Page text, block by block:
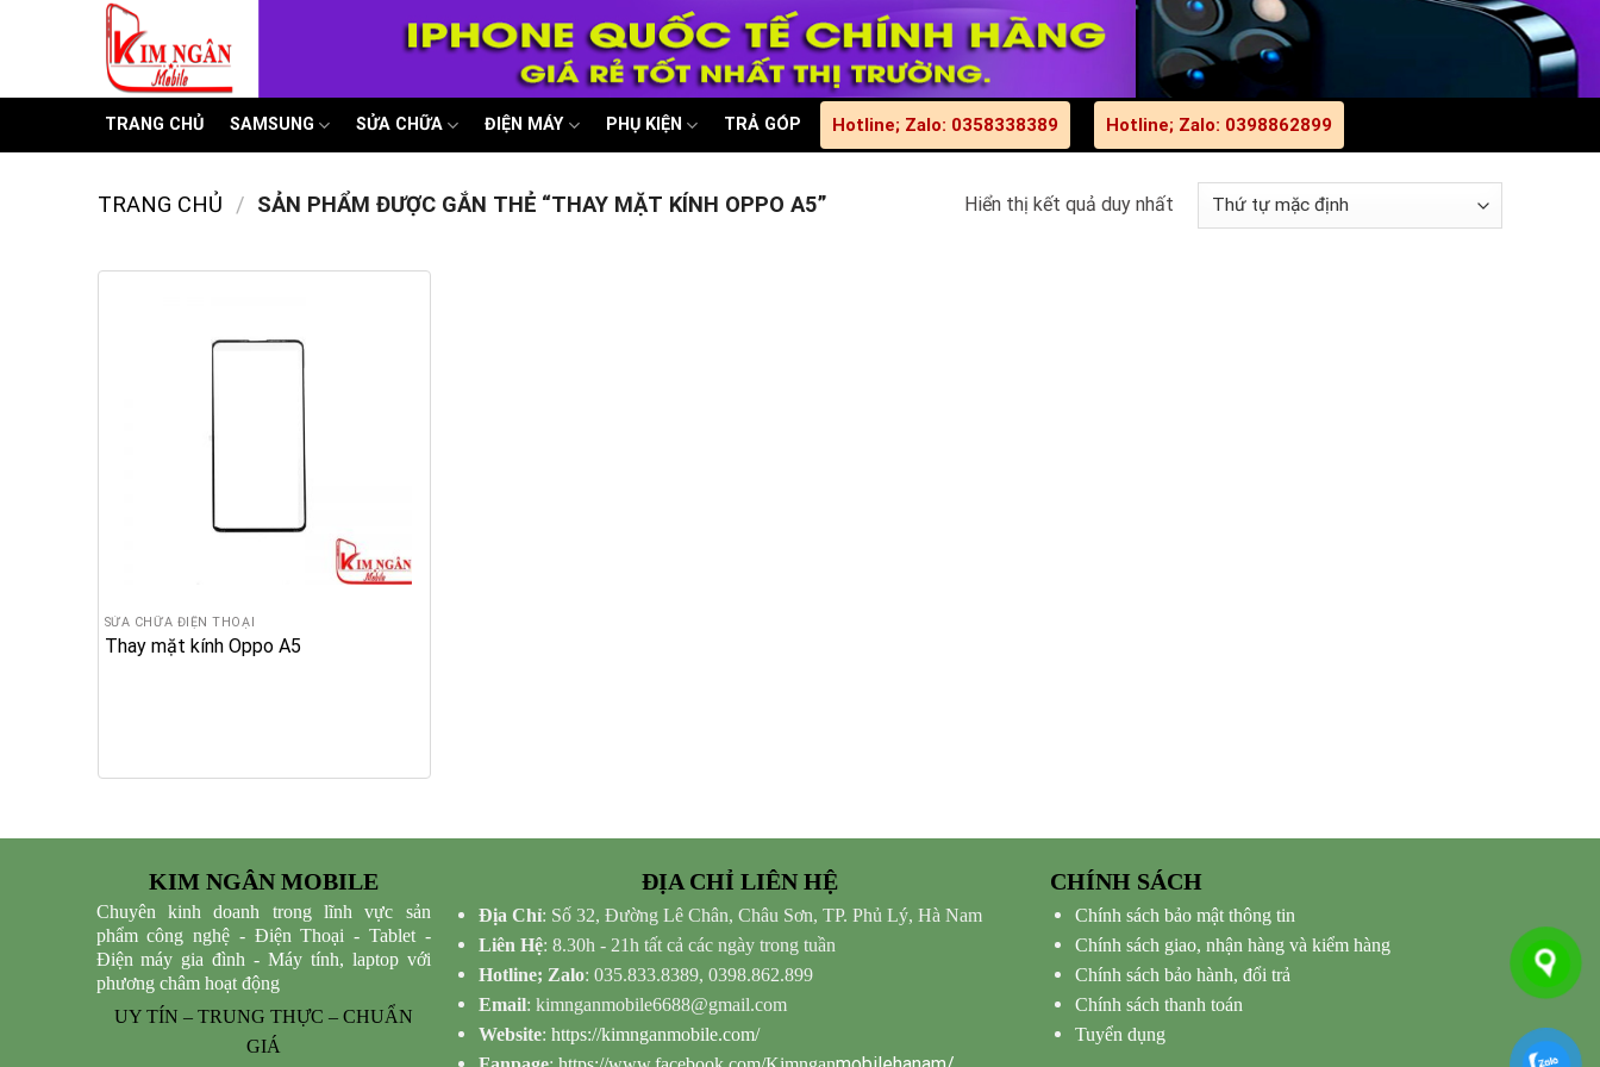
TRANG CHỦ SAMSUNG SỬA CHỮA ĐIỆN MÁY PHỤ KIỆN TRẢ GÓP Hotline; Zalo: 0358338389 Hotline; Zalo: 0398862899
TRANG CHỦ / SẢN PHẨM ĐƯỢC GẮN THẺ “THAY MẶT KÍNH OPPO A5” Hiển thị kết quả duy nhất
SỬA CHỮA ĐIỆN THOẠI
Thay mặt kính Oppo A5
KIM NGÂN MOBILE
Chuyên kinh doanh trong lĩnh vực sản
phẩm công nghệ - Điện Thoại - Tablet -
Điện máy gia đình - Máy tính, laptop với
phương châm hoạt động
UY TÍN – TRUNG THỰC – CHUẨN
GIÁ
ĐỊA CHỈ LIÊN HỆ
Địa Chỉ: Số 32, Đường Lê Chân, Châu Sơn, TP. Phủ Lý, Hà Nam
Liên Hệ: 8.30h - 21h tất cả các ngày trong tuần
Hotline; Zalo: 035.833.8389, 0398.862.899
Email: kimnganmobile6688@gmail.com
Website: https://kimnganmobile.com/
CHÍNH SÁCH
Chính sách bảo mật thông tin
Chính sách giao, nhận hàng và kiểm hàng
Chính sách bảo hành, đổi trả
Chính sách thanh toán
Tuyển dụng